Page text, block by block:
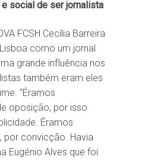
social de ser jornalista
FCSH Cecília Barreira
como um jornal
grande influência nos
também eram eles
“Éramos
oposição, por isso
Éramos
por convicção. Havia
Eugénio Alves que foi